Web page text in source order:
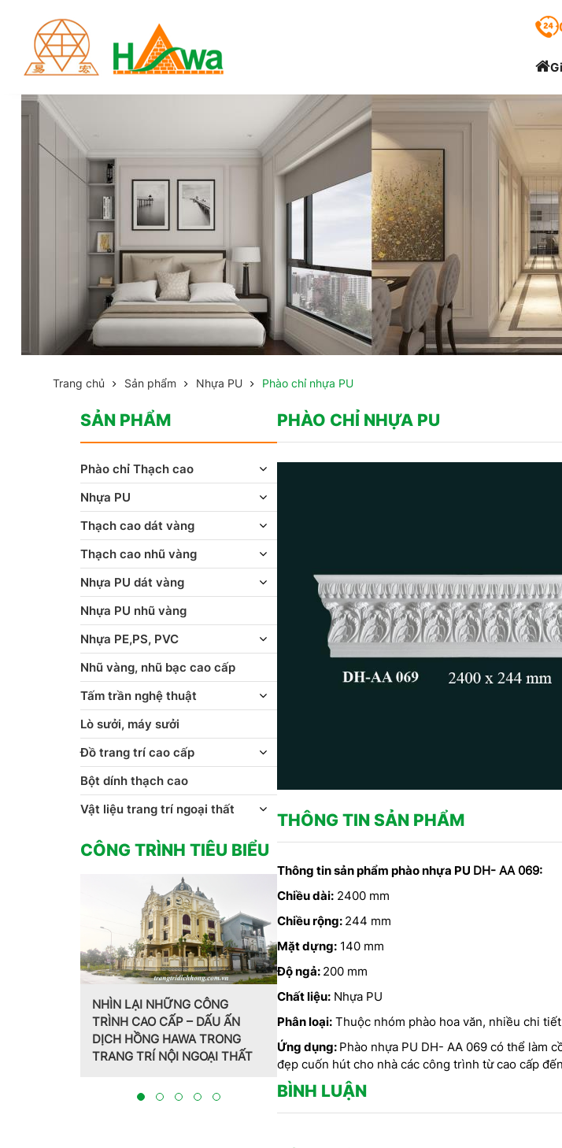
Trang chủ Sản phẩm Nhựa PU Phào chỉ nhựa PU
PHÀO CHỈ NHỰA PU
THÔNG TIN SẢN PHẨM
Thông tin sản phẩm phào nhựa PU DH- AA 069:
Chiều dài: 2400 mm
Chiều rộng: 244 mm
Mặt dựng: 140 mm
Độ ngả: 200 mm
Chất liệu: Nhựa PU
Phân loại: Thuộc nhóm phào hoa văn, nhiều chi tiết
Ứng dụng: Phào nhựa PU DH- AA 069 có thể làm
đẹp cuốn hút cho nhà các công trình từ cao cấp
BÌNH LUẬN
SẢN PHẨM
Phào chỉ Thạch cao
Nhựa PU
Thạch cao dát vàng
Thạch cao nhũ vàng
Nhựa PU dát vàng
Nhựa PU nhũ vàng
Nhựa PE,PS, PVC
Nhũ vàng, nhũ bạc cao cấp
Tấm trần nghệ thuật
Lò sưởi, máy sưởi
Đồ trang trí cao cấp
Bột dính thạch cao
Vật liệu trang trí ngoại thất
CÔNG TRÌNH TIÊU BIỂU
NHÌN LẠI NHỮNG CÔNG
TRÌNH CAO CẤP – DẤU ẤN
DỊCH HỒNG HAWA TRONG
TRANG TRÍ NỘI NGOẠI THẤT
Trang trí nội thất theo phong
cách Pháp do CT CP Dịch
Hồng Hawa thiết kế, thi công
tại Bắc Ninh 2023
MẪU PHÀO
HOA VĂN
CT CP DỊCH